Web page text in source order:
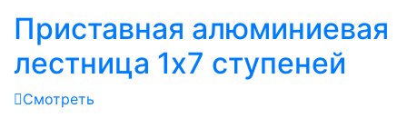
Приставная алюминиевая
лестница 1х7 ступеней
Смотреть